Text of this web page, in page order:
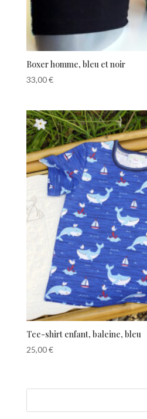
Boxer homme, bleu et noir
33,00€
Tee-shirt enfant, baleine, bleu
25,00€